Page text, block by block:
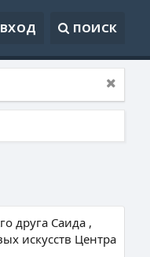
ВХОД ПОИСК
друга Саида ,
искусств Центра